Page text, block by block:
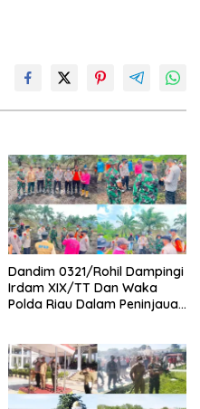
Dandim 0321/Rohil Dampingi
Irdam XIX/TT Dan Waka
Polda Riau Dalam Peninjauan